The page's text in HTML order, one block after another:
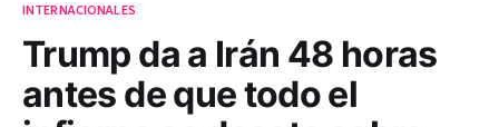
INTERNACIONALES
Trump da a Irán 48 horas
antes de que todo el